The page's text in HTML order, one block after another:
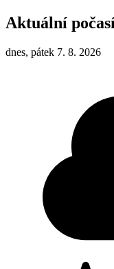
Aktuální
dnes, pátek 7. 8. 2026